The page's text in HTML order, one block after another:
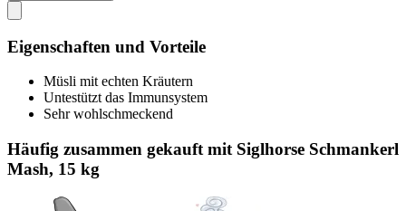
Eigenschaften und Vorteile
Müsli mit echten Kräutern
Untestützt das Immunsystem
Sehr wohlschmeckend
Häufig zusammen gekauft mit Siglhorse Schmankerl
Mash, 15 kg